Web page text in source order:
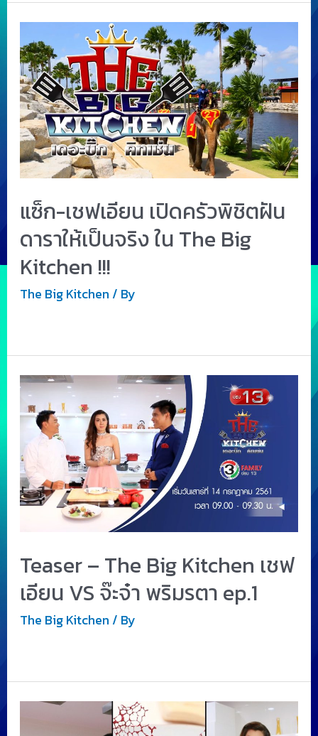
แซ็ก-เชฟเอียน เปิดครัวพิชิตฝัน
ดาราให้เป็นจริง ใน The Big
Kitchen !!!
The Big Kitchen / By
Teaser – The Big Kitchen เชฟ
เอียน VS จ๊ะจ๋า พริมรตา ep.1
The Big Kitchen / By